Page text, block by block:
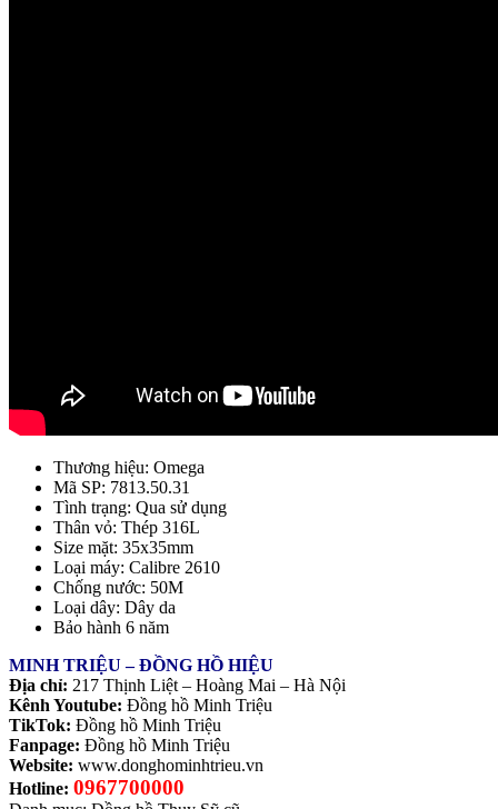
Thương hiệu: Omega
Mã SP: 7813.50.31
Tình trạng: Qua sử dụng
Thân vỏ: Thép 316L
Size mặt: 35x35mm
Loại máy: Calibre 2610
Chống nước: 50M
Loại dây: Dây da
Bảo hành 6 năm
MINH TRIỆU – ĐỒNG HỒ HIỆU
Địa chỉ: 217 Thịnh Liệt – Hoàng Mai – Hà Nội
Kênh Youtube: Đồng hồ Minh Triệu
TikTok: Đồng hồ Minh Triệu
Fanpage: Đồng hồ Minh Triệu
Website: www.donghominhtrieu.vn
Hotline: 0967700000